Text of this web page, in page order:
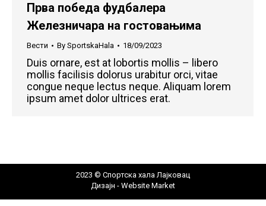
Прва победа фудбалера
Железничара на гостовањима
Вести By SportskaHala 18/09/2023
Duis ornare, est at lobortis mollis – libero
mollis facilisis dolorus urabitur orci, vitae
congue neque lectus neque. Aliquam lorem
ipsum amet dolor ultrices erat.
2023 © Спортска хала Лајковац
Дизајн - Website Market